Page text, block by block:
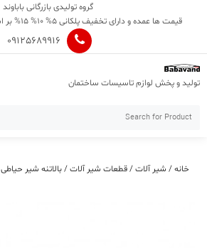
گروه تولیدی بازرگانی باباوند
قیمت ها عمده و دارای تخفیف پلکانی 5% 10% 15% بر اساس تعداد خرید میباشد
09125689916
تولید و پخش لوازم تاسیسات ساختمان
خانه/ شیر آلات/قطعات شیر آلات/ بالاتنه شیر حیاطی ۵۰ گرمی ۱/۲ راد